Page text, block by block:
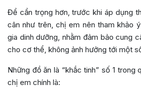
Để cẩn trọng hơn, trước khi áp dụng
cân như trên, chị em nên tham khảo
gia dinh dưỡng, nhằm đảm bảo cung
cho cơ thể, không ảnh hưởng tới một
Những đồ ăn là “khắc tinh” số 1 trong
chị em chính là: